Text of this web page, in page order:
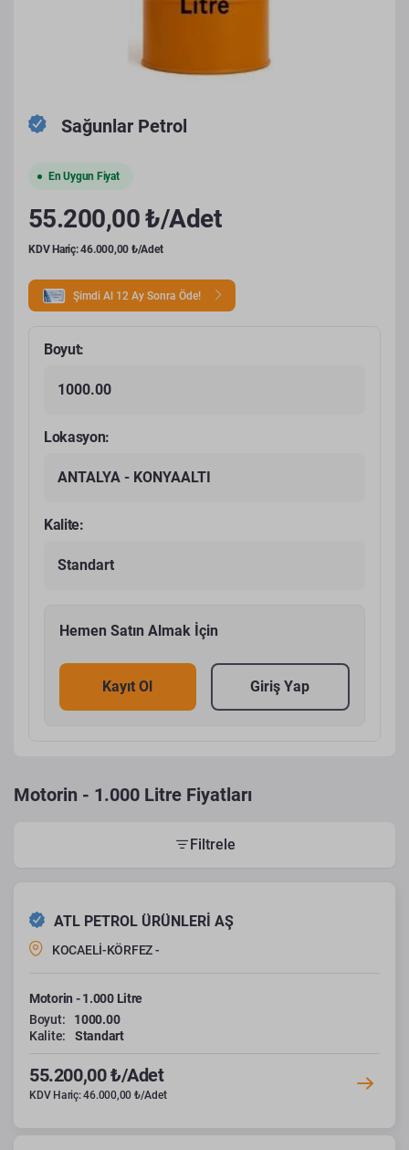
Sağunlar Petrol
En Uygun Fiyat
55.200,00 ₺/Adet
KDV Hariç: 46.000,00 ₺/Adet
Şimdi Al 12 Ay Sonra Öde!
Boyut:
1000.00
Lokasyon:
ANTALYA - KONYAALTI
Kalite:
Standart
Hemen Satın Almak İçin
Kayıt Ol Giriş Yap
Motorin - 1.000 Litre Fiyatları
Filtrele
ATL PETROL ÜRÜNLERİ AŞ
KOCAELİ-KÖRFEZ -
Motorin - 1.000 Litre
Boyut:
1000.00
Kalite:
Standart
55.200,00 ₺/Adet
KDV Hariç: 46.000,00 ₺/Adet